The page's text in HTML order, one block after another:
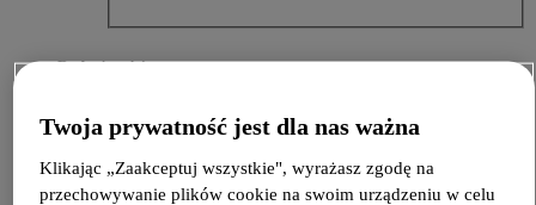
Rodzaj treści
Twoja prywatność jest dla nas ważna
Klikając „Zaakceptuj wszystkie", wyrażasz zgodę na
przechowywanie plików cookie na swoim urządzeniu w celu